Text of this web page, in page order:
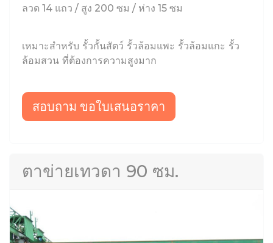
ลวด 14 แถว / สูง 200 ซม / ห่าง 15 ซม
เหมาะสำหรับ รั้วกั้นสัตว์ รั้วล้อมแพะ รั้วล้อมแกะ รั้ว
ล้อมสวน ที่ต้องการความสูงมาก
สอบถาม ขอใบเสนอราคา
ตาข่ายเทวดา 90 ซม.